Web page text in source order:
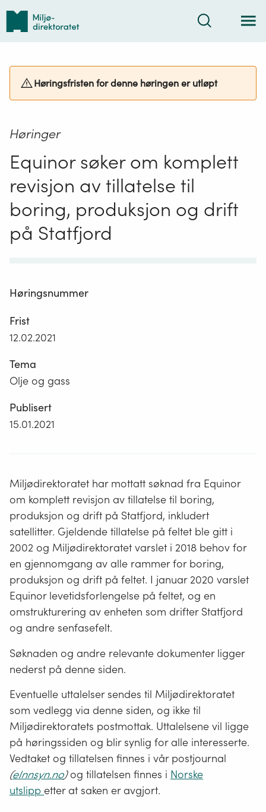
Tilbake
forsiden
Søk
Høringsfristen for denne høringen er utløpt
Høringer
Equinor søker om komplett
revisjon av tillatelse til
boring, produksjon og drift
på Statfjord
Høringsnummer
Frist
12.02.2021
Tema
Olje og gass
Publisert
15.01.2021
Miljødirektoratet har mottatt søknad fra Equinor
om komplett revisjon av tillatelse til boring,
produksjon og drift på Statfjord, inkludert
satellitter. Gjeldende tillatelse på feltet ble gitt i
2002 og Miljødirektoratet varslet i 2018 behov for
en gjennomgang av alle rammer for boring,
produksjon og drift på feltet. I januar 2020 varslet
Equinor levetidsforlengelse på feltet, og en
omstrukturering av enheten som drifter Statfjord
og andre senfasefelt.
Søknaden og andre relevante dokumenter ligger
nederst på denne siden.
Eventuelle uttalelser sendes til Miljødirektoratet
som vedlegg via denne siden, og ikke til
Miljødirektoratets postmottak. Uttalelsene vil ligge
på høringssiden og blir synlig for alle interesserte.
Vedtaket og tillatelsen finnes i vår postjournal
(eInnsyn.no)og tillatelsen finnes i Norske
utslipp etter at saken er avgjort.